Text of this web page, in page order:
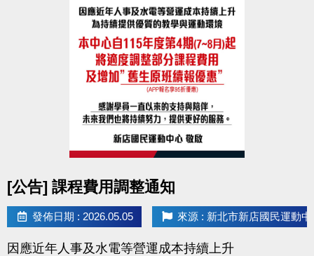
[公告] 課程費用調整通知
發佈日期 : 2026.05.05 來源 : 新北市新店國民運動中
因應近年人事及水電等營運成本持續上升